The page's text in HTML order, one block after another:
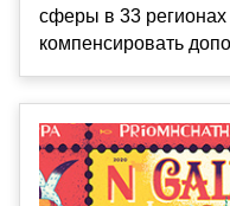
сферы в 33 регионах
компенсировать